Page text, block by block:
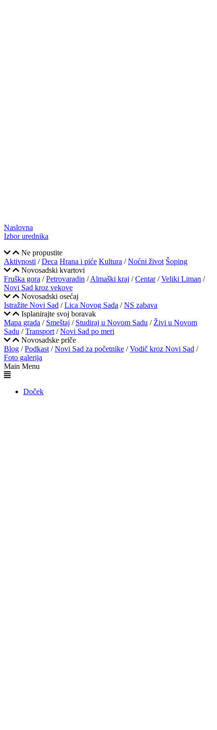
Naslovna
Izbor urednika
Ne propustite
Aktivnosti /Deca Hrana i piće Kultura /Noćni život Šoping
Novosadski kvartovi
Fruška gora /Petrovaradin /Almaški kraj /Centar/Veliki Liman /
Novi Sad kroz vekove
Novosadski osećaj
Istražite Novi Sad /Lica Novog Sada /NS zabava
Isplanirajte svoj boravak
Mapa grada / Smeštaj / Studiraj u Novom Sadu / Živi u Novom
Sadu /Transport /Novi Sad po meri
Novosadske priče
Blog /Podkast /Novi Sad za početnike /Vodič kroz Novi Sad /
Foto galerija
Main Menu
Doček